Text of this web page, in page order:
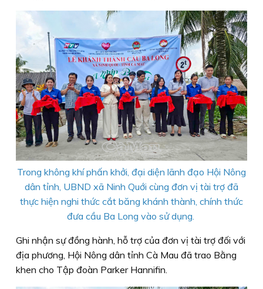
Trong không khí phấn khởi, đại diện lãnh đạo Hội Nông
dân tỉnh, UBND xã Ninh Quới cùng đơn vị tài trợ đã
thực hiện nghi thức cắt băng khánh thành, chính thức
đưa cầu Ba Long vào sử dụng.
Ghi nhận sự đồng hành, hỗ trợ của đơn vị tài trợ đối với
địa phương, Hội Nông dân tỉnh Cà Mau đã trao Bằng
khen cho Tập đoàn Parker Hannifin.